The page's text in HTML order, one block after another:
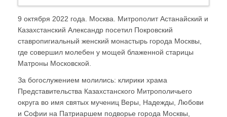
9 октября 2022 года. Москва. Митрополит Астанайский и
Казахстанский Александр посетил Покровский
ставропигиальный женский монастырь города Москвы,
где совершил молебен у мощей блаженной старицы
Матроны Московской.
За богослужением молились: клирики храма
Представительства Казахстанского Митрополичьего
округа во имя святых мучениц Веры, Надежды, Любови
и Софии на Патриаршем подворье города Москвы,